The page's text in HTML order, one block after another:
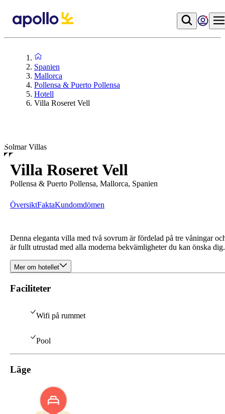
Spanien
Mallorca
Pollensa & Puerto Pollensa
Hotell
Villa Roseret Vell
Solmar Villas
Villa Roseret Vell
Pollensa & Puerto Pollensa, Mallorca, Spanien
ÖversiktFaktaKundomdömen
Denna eleganta villa med två sovrum är fördelad på tre våningar
är fullt utrustad med alla moderna bekvämligheter du kan önska dig.
Mer om hotellet
Faciliteter
Wifi på rummet
Pool
Läge